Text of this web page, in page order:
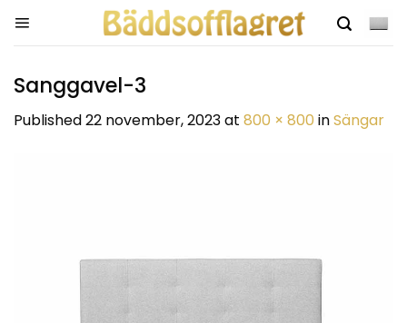
Sanggavel-3
Published22 november, 2023at 800 × 800 inSängar